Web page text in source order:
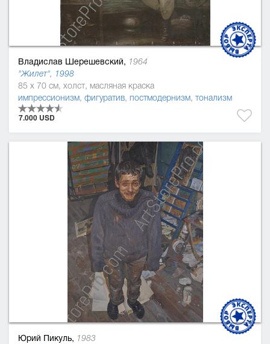
Владислав Шерешевский, 1964
"Жилет", 1998
85 x 70 см, холст, масляная краска
импрессионизм, фигуратив, постмодернизм, тонализм
7.000 USD
Юрий Пикуль, 1983